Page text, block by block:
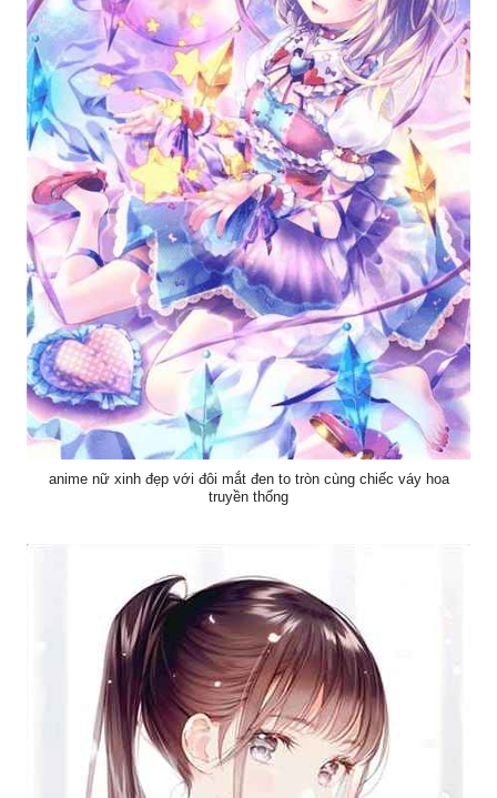
anime nữ xinh đẹp với đôi mắt đen to tròn cùng chiếc váy hoa
truyền thống